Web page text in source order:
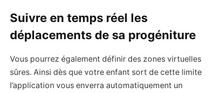
Suivre en temps réel les
déplacements de sa progéniture
Vous pourrez également définir des zones virtuelles
sûres. Ainsi dès que votre enfant sort de cette limite
l’application vous enverra automatiquement un